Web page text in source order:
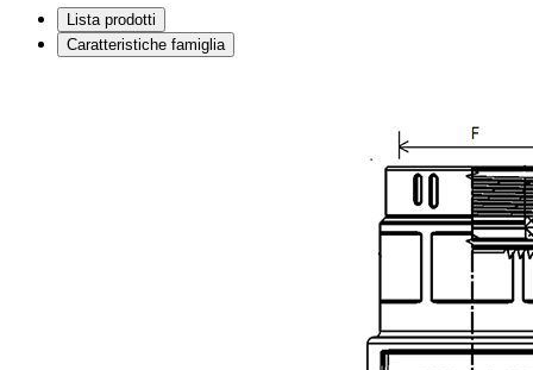
Lista prodotti
Caratteristiche famiglia